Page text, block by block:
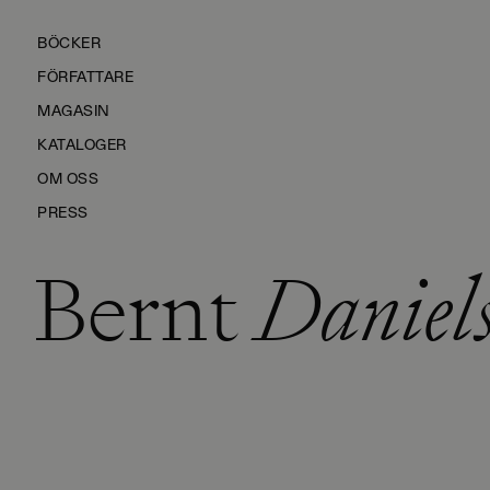
BÖCKER
FÖRFATTARE
MAGASIN
KATALOGER
OM OSS
PRESS
KONTAKTA OSS
HÅLLBARHET
Bernt